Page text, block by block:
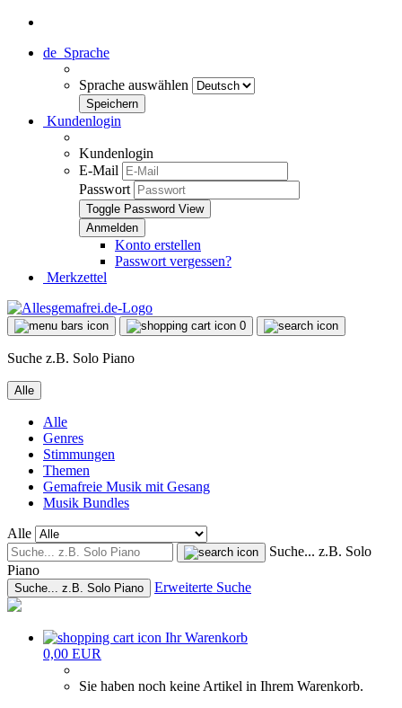
de Sprache
Sprache auswählen
Kundenlogin
Kundenlogin
E-Mail
Passwort
Toggle Password View
Konto erstellen
Passwort vergessen?
Merkzettel
0
Suche z.B. Solo Piano
Alle
Alle
Genres
Stimmungen
Themen
Gemafreie Musik mit Gesang
Musik Bundles
Alle
Suche... z.B. Solo
Piano
Suche... z.B. Solo Piano Erweiterte Suche
Ihr Warenkorb
0,00 EUR
Sie haben noch keine Artikel in Ihrem Warenkorb.